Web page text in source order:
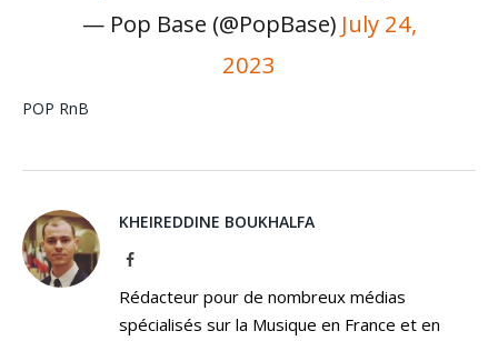
— Pop Base (@PopBase) July 24,
2023
POP RnB
KHEIREDDINE BOUKHALFA
Facebook
Rédacteur pour de nombreux médias
spécialisés sur la Musique en France et en